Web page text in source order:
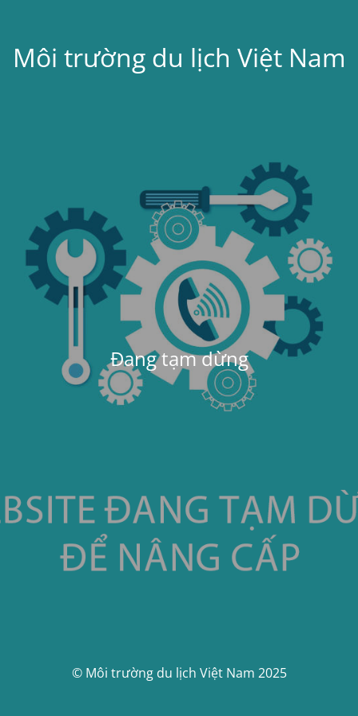
Môi trường du lịch Việt Nam
Đang tạm dừng
© Môi trường du lịch Việt Nam 2025